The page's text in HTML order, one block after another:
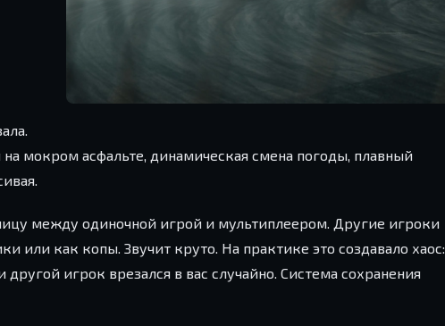
мокром асфальте, динамическая смена погоды, плавный
между одиночной игрой и мультиплеером. Другие игроки
как копы. Звучит круто. На практике это создавало хаос:
игрок врезался в вас случайно. Система сохранения